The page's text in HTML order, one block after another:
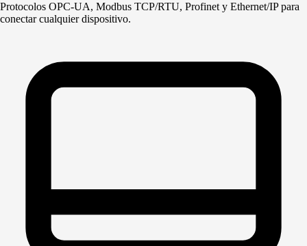
Protocolos OPC-UA, Modbus TCP/RTU, Profinet y Ethernet/IP para
conectar cualquier dispositivo.